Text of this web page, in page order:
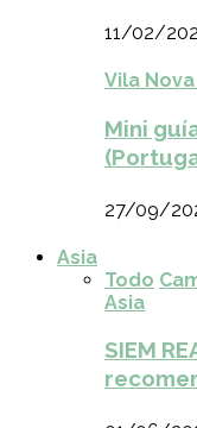
11/02/
Vila
Mini
27/09/
Asia
Todo
Asia
SIEM